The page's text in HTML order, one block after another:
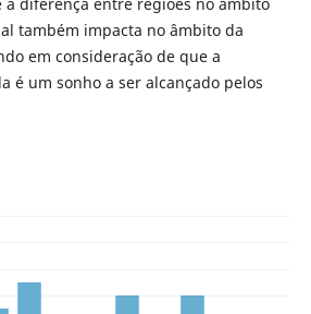
também impacta no âmbito da
em consideração de que a
é um sonho a ser alcançado pelos